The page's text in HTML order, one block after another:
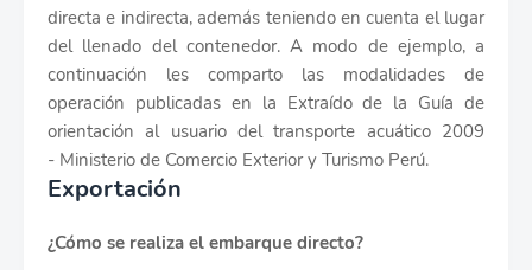
directa e indirecta, además teniendo en cuenta el lugar
del llenado del contenedor. A modo de ejemplo, a
continuación les comparto las modalidades de
operación publicadas en la Extraído de la Guía de
orientación al usuario del transporte acuático 2009
- Ministerio de Comercio Exterior y Turismo Perú.
Exportación
¿Cómo se realiza el embarque directo?